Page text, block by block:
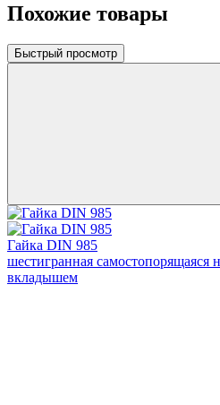
Похожие товары
Быстрый просмотр
Гайка DIN 985
шестигранная самостопорящаяся
вкладышем